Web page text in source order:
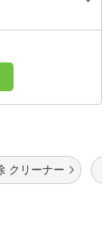
クリーナー